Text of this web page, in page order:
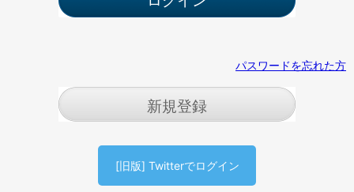
パスワードを忘れた方
新規登録
[旧版] Twitterでログイン